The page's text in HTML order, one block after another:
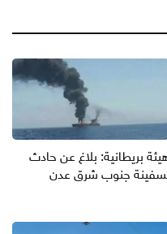
بريطانية: بلاغ عن حادث
جنوب شرق عدن